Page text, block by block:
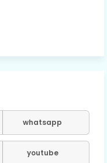
whatsapp
youtube